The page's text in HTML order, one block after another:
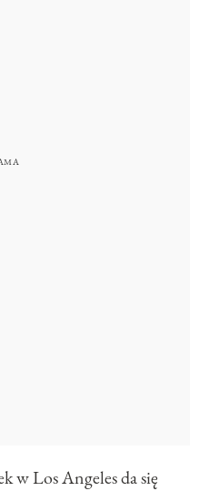
w Los Angeles da się